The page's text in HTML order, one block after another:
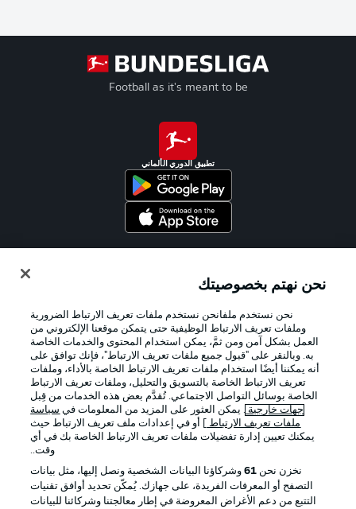
Football as it's meant to be
تطبيق الدوري الألماني
الإعلانات الإخطارات القانونية
شروط الاستخدام القنوات الناقلة
نحن نهتم بخصوصيتك
نحن نستخدم ملفانحن نستخدم ملفات تعريف الارتباط الضرورية
وملفات تعريف الارتباط الوظيفية حتى يتمكن موقعنا الإلكتروني من
العمل بشكل آمن ومن ثمَّ، يمكن استخدام المحتوى والخدمات الخاصة
به. وبالنقر على "قبول جميع ملفات تعريف الارتباط"، فإنك توافق على
أنه يمكننا أيضًا استخدام ملفات تعريف الارتباط الخاصة بالأداء، وملفات
تعريف الارتباط الخاصة بالتسويق والتحليل، وملفات تعريف الارتباط
الخاصة بوسائل التواصل الاجتماعي. تُقدَّم بعض هذه الخدمات من قِبل
جهات خارجية . يمكن العثور على المزيد من المعلومات في سياسة
ملفات تعريف الارتباط
] أو في إعدادات ملف تعريف الارتباط حيث
يمكنك تعيين إدارة تفضيلات ملفات تعريف الارتباط الخاصة بك في أي
وقت..
نخزن نحن 61وشركاؤنا البيانات الشخصية ونصل إليها، مثل بيانات
التصفح أو المعرفات الفريدة، على جهازك. يُمكّن تحديد أوافق تقنيات
التتبع من دعم الأغراض المعروضة في إطار معالجتنا وشركائنا للبيانات